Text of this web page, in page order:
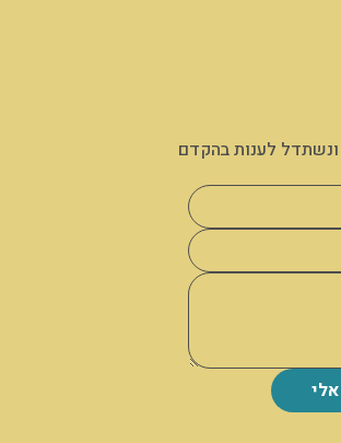
לענות בהקדם